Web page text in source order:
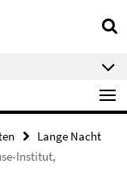
Lange Nacht
Institut,